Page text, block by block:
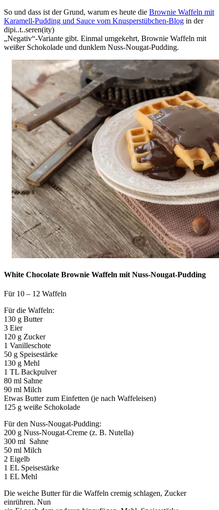
So und dass ist der Grund, warum es heute die Brownie Waffeln mit
Karamell-Pudding und Sauce vom Knusperstübchen-Blog in der
dipi..t..seren(ity)
„Negativ“-Variante gibt. Einmal umgekehrt, Brownie Waffeln mit
weißer Schokolade und dunklem Nuss-Nougat-Pudding.
White Chocolate Brownie Waffeln mit Nuss-Nougat-Pudding
Für 10 – 12 Waffeln
Für die Waffeln:
130 g Butter
3 Eier
120 g Zucker
1 Vanilleschote
50 g Speisestärke
130 g Mehl
1 TL Backpulver
80 ml Sahne
90 ml Milch
Etwas Butter zum Einfetten (je nach Waffeleisen)
125 g weiße Schokolade
Für den Nuss-Nougat-Pudding:
200 g Nuss-Nougat-Creme (z. B. Nutella)
300 ml Sahne
50 ml Milch
2 Eigelb
1 EL Speisestärke
1 EL Mehl
Die weiche Butter für die Waffeln cremig schlagen, Zucker
einrühren. Nun